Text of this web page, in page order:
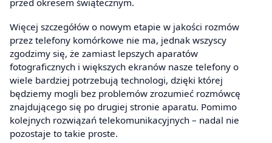
przed okresem świątecznym.
Więcej szczegółów o nowym etapie w jakości rozmów
przez telefony komórkowe nie ma, jednak wszyscy
zgodzimy się, że zamiast lepszych aparatów
fotograficznych i większych ekranów nasze telefony o
wiele bardziej potrzebują technologi, dzięki której
będziemy mogli bez problemów zrozumieć rozmówcę
znajdującego się po drugiej stronie aparatu. Pomimo
kolejnych rozwiązań telekomunikacyjnych – nadal nie
pozostaje to takie proste.